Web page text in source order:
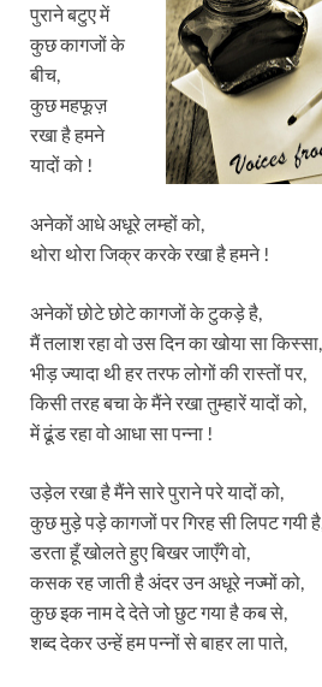
पुराने बटुए में
कुछ कागजों के
बीच,
कुछ महफूज़
रखा है हमने
यादों को !
अनेकों आधे अधूरे लम्हों को,
थोरा थोरा जिक्र करके रखा है हमने !
अनेकों छोटे छोटे कागजों के टुकड़े है,
मैं तलाश रहा वो उस दिन का खोया सा किस्सा,
भीड़ ज्यादा थी हर तरफ लोगों की रास्तों पर,
किसी तरह बचा के मैंने रखा तुम्हारें यादों को,
में ढूंड रहा वो आधा सा पन्ना !
उड़ेल रखा है मैंने सारे पुराने परे यादों को,
कुछ मुड़े पड़े कागजों पर गिरह सी लिपट गयी है,
डरता हूँ खोलते हुए बिखर जाएँगे वो,
कसक रह जाती है अंदर उन अधूरे नज्मों को,
कुछ इक नाम दे देते जो छुट गया है कब से,
शब्द देकर उन्हें हम पन्नों से बाहर ला पाते,